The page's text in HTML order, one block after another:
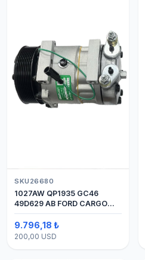
SKU26680
1027AW QP1935 GC46
49D629 AB FORD CARGO
24V 8PK ÜSTTEN ÇIKIŞ
4142 (SANDEN) KLİMA
KOMPRESÖRÜ 7H15
9.796,18 ₺
200,00 USD